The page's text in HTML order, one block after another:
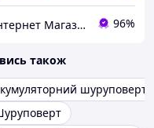
Інтернет Магазин "Tano" 96%
також
шуруповерт